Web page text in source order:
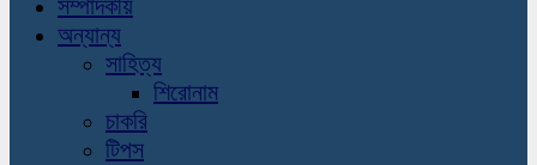
সম্পাদকীয়
অন্যান্য
সাহিত্য
শিরোনাম
চাকরি
টিপস